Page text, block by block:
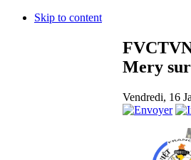
Skip to content
Mery
Vendredi, 16